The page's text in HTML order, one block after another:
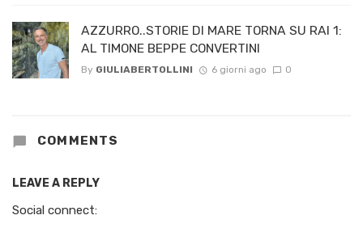
AZZURRO..STORIE DI MARE TORNA SU RAI 1:
AL TIMONE BEPPE CONVERTINI
By GIULIABERTOLLINI 6 giorni ago 0
COMMENTS
LEAVE A REPLY
Social connect: